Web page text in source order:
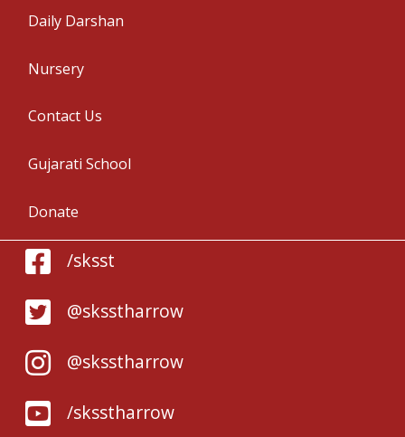
Daily Darshan
Nursery
Contact Us
Gujarati School
Donate
/sksst
@sksstharrow
@sksstharrow
/sksstharrow